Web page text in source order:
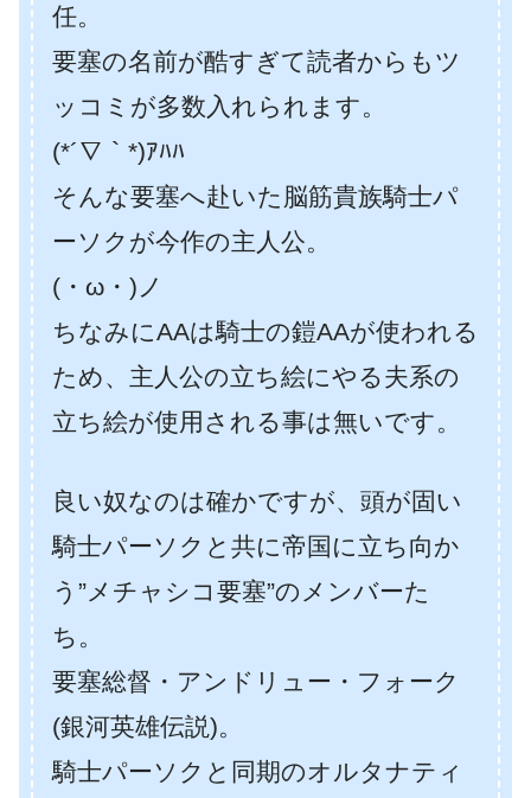
任。
要塞の名前が酷すぎて読者からもツ
ッコミが多数入れられます。
(*´∇｀*)ｱﾊﾊ
そんな要塞へ赴いた脳筋貴族騎士パ
ーソクが今作の主人公。
(・ω・)ノ
ちなみにAAは騎士の鎧AAが使われる
ため、主人公の立ち絵にやる夫系の
立ち絵が使用される事は無いです。
良い奴なのは確かですが、頭が固い
騎士パーソクと共に帝国に立ち向か
う”メチャシコ要塞”のメンバーた
ち。
要塞総督・アンドリュー・フォーク
(銀河英雄伝説)。
騎士パーソクと同期のオルタナティ